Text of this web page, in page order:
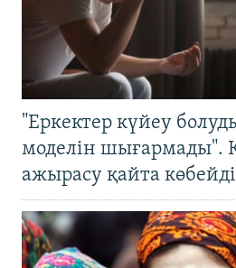
"Еркектер күйеу
моделін шығармады".
ажырасу қайта